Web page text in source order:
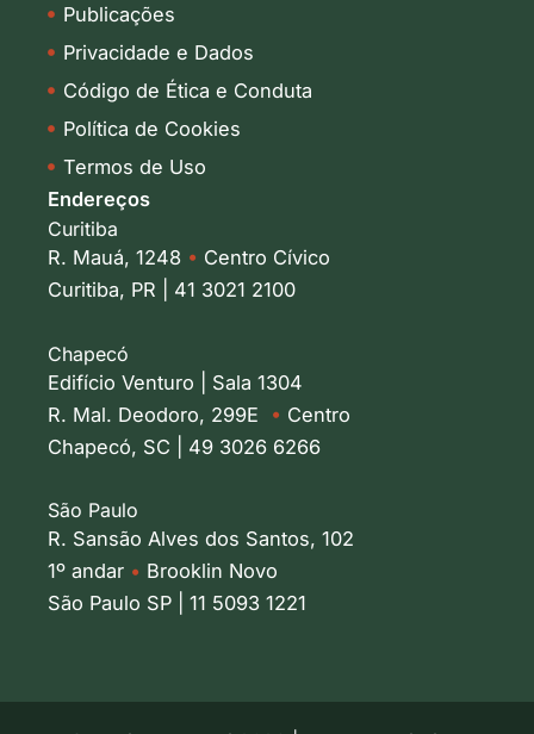
Publicações
Privacidade e Dados
Código de Ética e Conduta
Política de Cookies
Termos de Uso
Endereços
Curitiba
R. Mauá, 1248 • Centro Cívico
Curitiba, PR | 41 3021 2100
Chapecó
Edifício Venturo | Sala 1304
R. Mal. Deodoro, 299E • Centro
Chapecó, SC | 49 3026 6266
São Paulo
R. Sansão Alves dos Santos, 102
1º andar • Brooklin Novo
São Paulo SP | 11 5093 1221